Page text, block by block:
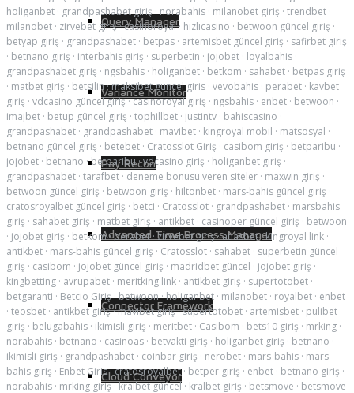
Query Manager
Variance Monitor
Pay Recon
Advanced Time Process Manager
Connector Framework
Cloud Conveyor
holiganbet · grandpashabet giriş·norabahis · milanobet giriş · trendbet ·
milanobet · zirvebet giriş·casinoroyal· hızlıcasino · betwoon güncel giriş ·
betyap giriş · grandpashabet · betpas · artemisbet güncel giriş · safirbet giriş
· betnano giriş · interbahis giriş · superbetin · jojobet · loyalbahis ·
grandpashabet giriş · ngsbahis · holiganbet · betkom · sahabet · betpas giriş
· matbet giriş · betsilin·maksibet guncel giris · vevobahis · perabet · kavbet
giriş · vdcasino güncel giriş·casinoroyal giriş · ngsbahis · enbet · betwoon ·
imajbet · betup güncel giriş · tophillbet · justintv · bahiscasino ·
grandpashabet · grandpashabet · mavibet · kingroyal mobil · matsosyal ·
betnano güncel giriş · betebet · Cratosslot Giriş · casibom giriş · betparibu ·
jojobet · betnano ·betparibu·vdcasino giriş · holiganbet giriş ·
grandpashabet · tarafbet · deneme bonusu veren siteler · maxwin giriş ·
betwoon güncel giriş · betwoon giriş · hiltonbet · mars-bahis güncel giriş ·
cratosroyalbet güncel giriş · betci · Cratosslot · grandpashabet · marsbahis
giriş · sahabet giriş · matbet giriş · antikbet · casinoper güncel giriş · betwoon
· jojobet giriş · betkom·perabet·zirvebet giriş·atlasbet·kingroyal link ·
antikbet · mars-bahis güncel giriş · Cratosslot · sahabet · superbetin güncel
giriş · casibom · jojobet güncel giriş · madridbet güncel · jojobet giriş ·
kingbetting · avrupabet · meritking link · antikbet giriş · supertotobet ·
betgaranti · Betcio Giriş·betwoon·holiganbet · milanobet · royalbet · enbet
· teosbet · antikbet giriş·mavibet giriş·süpertotobet · artemisbet · pulibet
giriş · belugabahis · ikimisli giriş · meritbet · Casibom · bets10 giriş · mrking ·
norabahis · betnano · casinoas · betvakti giriş · holiganbet giriş · betnano ·
ikimisli giriş · grandpashabet · coinbar giriş · nerobet · mars-bahis · mars-
bahis giriş · Enbet Giris·cratosroyalbet· betper giriş · enbet · betnano giriş ·
norabahis · mrking giriş·kralbet güncel · kralbet giriş · betsmove · betsmove